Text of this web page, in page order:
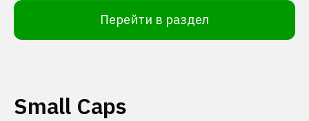
Перейти в раздел
Small Caps